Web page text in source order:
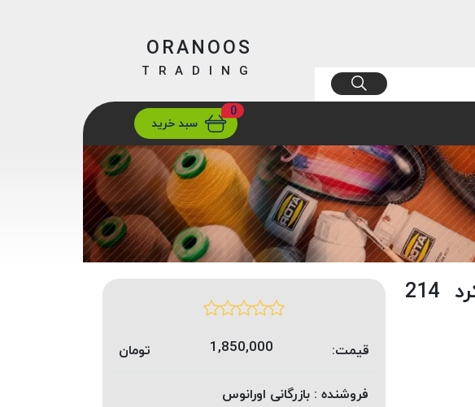
ارسالتهران/ تهران
ORANOOS
TRADING
0
سبد خرید
نخ بافت موم خورده کرد 214
قیمت: 1,850,000
تومان
فروشنده : بازرگانی اورانوس